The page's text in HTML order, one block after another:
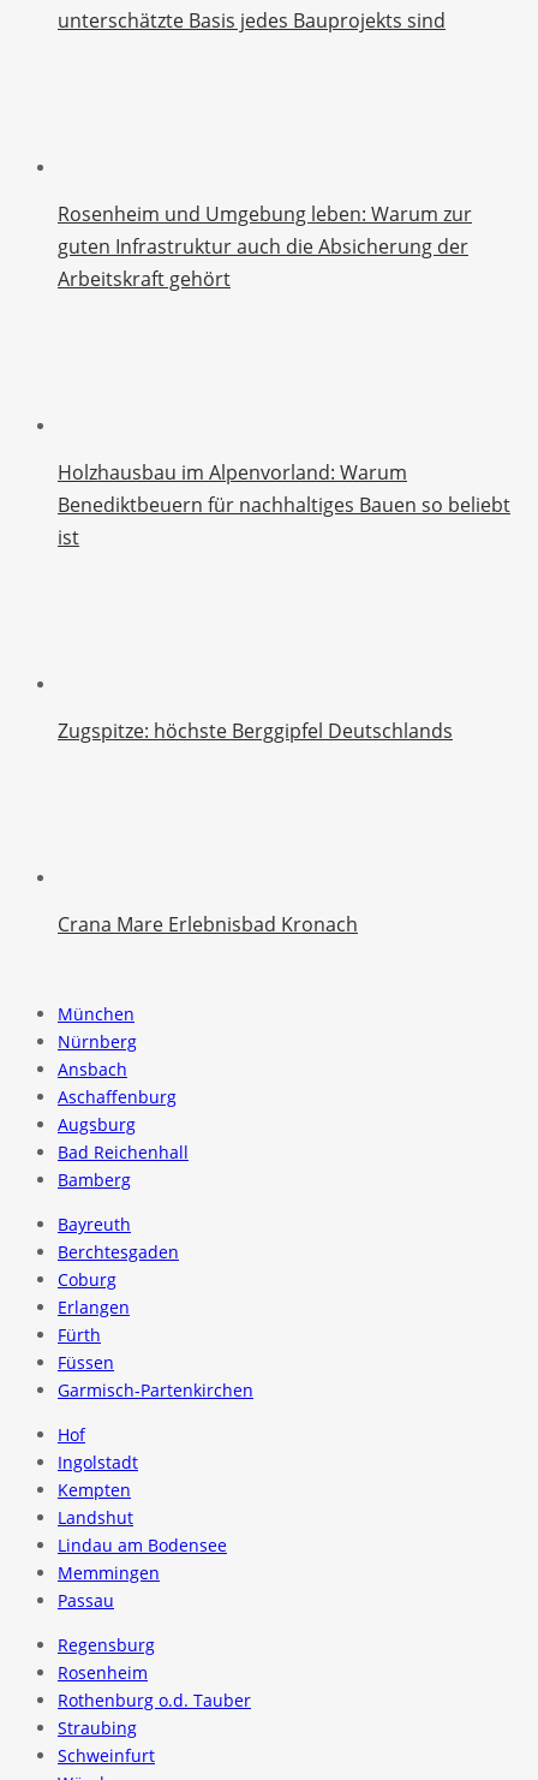
unterschätzte Basis jedes Bauprojekts sind
Rosenheim und Umgebung leben: Warum zur
guten Infrastruktur auch die Absicherung der
Arbeitskraft gehört
Holzhausbau im Alpenvorland: Warum
Benediktbeuern für nachhaltiges Bauen so beliebt
ist
Zugspitze: höchste Berggipfel Deutschlands
Crana Mare Erlebnisbad Kronach
München
Nürnberg
Ansbach
Aschaffenburg
Augsburg
Bad Reichenhall
Bamberg
Bayreuth
Berchtesgaden
Coburg
Erlangen
Fürth
Füssen
Garmisch-Partenkirchen
Hof
Ingolstadt
Kempten
Landshut
Lindau am Bodensee
Memmingen
Passau
Regensburg
Rosenheim
Rothenburg o.d. Tauber
Straubing
Schweinfurt